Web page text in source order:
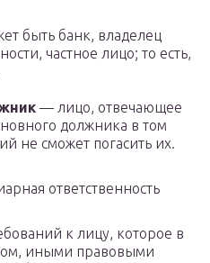
быть банк, владелец
частное лицо; то есть,
— лицо, отвечающее
должника в том
не сможет погасить их.
ответственность
к лицу, которое в
иными правовыми